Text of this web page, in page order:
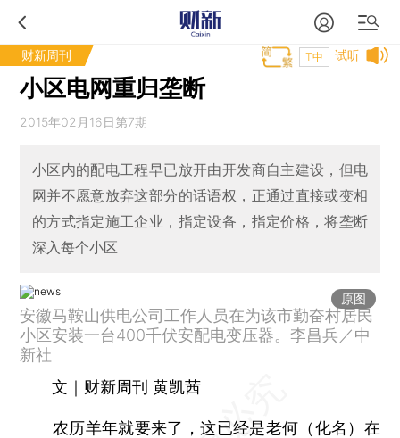
财新周刊 试听
T中
小区电网重归垄断
2015年02月16日第7期
小区内的配电工程早已放开由开发商自主建设，但电
网并不愿意放弃这部分的话语权，正通过直接或变相
的方式指定施工企业，指定设备，指定价格，将垄断
深入每个小区
原图
安徽马鞍山供电公司工作人员在为该市勤奋村居民
小区安装一台400千伏安配电变压器。李昌兵／中
新社
文｜财新周刊 黄凯茜
农历羊年就要来了，这已经是老何（化名）在